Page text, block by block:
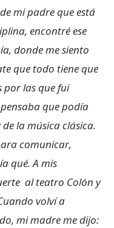
mi padre que está
encontré ese
donde me siento
que todo tiene que
por las que fui
que podía
la música clásica.
comunicar,
qué. A mis
al teatro Colón y
volví a
mi madre me dijo: